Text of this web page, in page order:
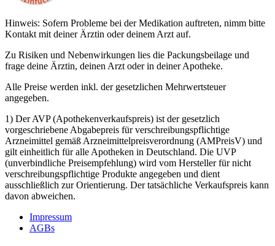
Hinweis: Sofern Probleme bei der Medikation auftreten, nimm bitte
Kontakt mit deiner Ärztin oder deinem Arzt auf.
Zu Risiken und Nebenwirkungen lies die Packungsbeilage und
frage deine Ärztin, deinen Arzt oder in deiner Apotheke.
Alle Preise werden inkl. der gesetzlichen Mehrwertsteuer
angegeben.
1) Der AVP (Apothekenverkaufspreis) ist der gesetzlich
vorgeschriebene Abgabepreis für verschreibungspflichtige
Arzneimittel gemäß Arzneimittelpreisverordnung (AMPreisV) und
gilt einheitlich für alle Apotheken in Deutschland. Die UVP
(unverbindliche Preisempfehlung) wird vom Hersteller für nicht
verschreibungspflichtige Produkte angegeben und dient
ausschließlich zur Orientierung. Der tatsächliche Verkaufspreis kann
davon abweichen.
Impressum
AGBs